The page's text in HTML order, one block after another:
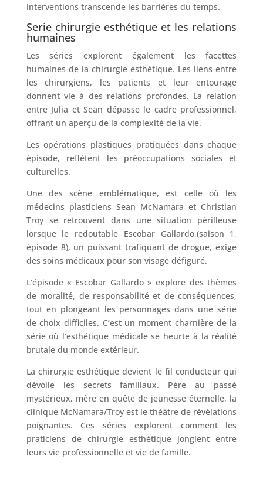
interventions transcende les barrières du temps.
Serie chirurgie esthétique et les relations
humaines
Les séries explorent également les facettes
humaines de la chirurgie esthétique. Les liens entre
les chirurgiens, les patients et leur entourage
donnent vie à des relations profondes. La relation
entre Julia et Sean dépasse le cadre professionnel,
offrant un aperçu de la complexité de la vie.
Les opérations plastiques pratiquées dans chaque
épisode, reflètent les préoccupations sociales et
culturelles.
Une des scène emblématique, est celle où les
médecins plasticiens Sean McNamara et Christian
Troy se retrouvent dans une situation périlleuse
lorsque le redoutable Escobar Gallardo,(saison 1,
épisode 8), un puissant trafiquant de drogue, exige
des soins médicaux pour son visage défiguré.
L’épisode « Escobar Gallardo » explore des thèmes
de moralité, de responsabilité et de conséquences,
tout en plongeant les personnages dans une série
de choix difficiles. C’est un moment charnière de la
série où l’esthétique médicale se heurte à la réalité
brutale du monde extérieur.
La chirurgie esthétique devient le fil conducteur qui
dévoile les secrets familiaux. Père au passé
mystérieux, mère en quête de jeunesse éternelle, la
clinique McNamara/Troy est le théâtre de révélations
poignantes. Ces séries explorent comment les
praticiens de chirurgie esthétique jonglent entre
leurs vie professionnelle et vie de famille.